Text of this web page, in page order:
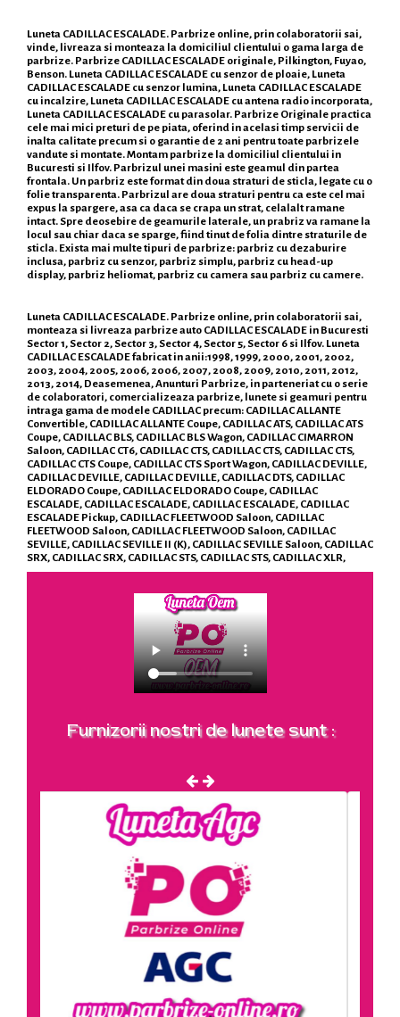
Luneta CADILLAC ESCALADE. Parbrize online, prin colaboratorii sai,
vinde, livreaza si monteaza la domiciliul clientului o gama larga de
parbrize. Parbrize CADILLAC ESCALADE originale, Pilkington, Fuyao,
Benson. Luneta CADILLAC ESCALADE cu senzor de ploaie, Luneta
CADILLAC ESCALADE cu senzor lumina, Luneta CADILLAC ESCALADE
cu incalzire, Luneta CADILLAC ESCALADE cu antena radio incorporata,
Luneta CADILLAC ESCALADE cu parasolar. Parbrize Originale practica
cele mai mici preturi de pe piata, oferind in acelasi timp servicii de
inalta calitate precum si o garantie de 2 ani pentru toate parbrizele
vandute si montate. Montam parbrize la domiciliul clientului in
Bucuresti si Ilfov. Parbrizul unei masini este geamul din partea
frontala. Un parbriz este format din doua straturi de sticla, legate cu o
folie transparenta. Parbrizul are doua straturi pentru ca este cel mai
expus la spargere, asa ca daca se crapa un strat, celalalt ramane
intact. Spre deosebire de geamurile laterale, un prabriz va ramane la
locul sau chiar daca se sparge, fiind tinut de folia dintre straturile de
sticla. Exista mai multe tipuri de parbrize: parbriz cu dezaburire
inclusa, parbriz cu senzor, parbriz simplu, parbriz cu head-up
display, parbriz heliomat, parbriz cu camera sau parbriz cu camere.
Luneta CADILLAC ESCALADE. Parbrize online, prin colaboratorii sai,
monteaza si livreaza parbrize auto CADILLAC ESCALADE in Bucuresti
Sector 1, Sector 2, Sector 3, Sector 4, Sector 5, Sector 6 si Ilfov. Luneta
CADILLAC ESCALADE fabricat in anii:1998, 1999, 2000, 2001, 2002,
2003, 2004, 2005, 2006, 2006, 2007, 2008, 2009, 2010, 2011, 2012,
2013, 2014, Deasemenea, Anunturi Parbrize, in parteneriat cu o serie
de colaboratori, comercializeaza parbrize, lunete si geamuri pentru
intraga gama de modele CADILLAC precum: CADILLAC ALLANTE
Convertible, CADILLAC ALLANTE Coupe, CADILLAC ATS, CADILLAC ATS
Coupe, CADILLAC BLS, CADILLAC BLS Wagon, CADILLAC CIMARRON
Saloon, CADILLAC CT6, CADILLAC CTS, CADILLAC CTS, CADILLAC CTS,
CADILLAC CTS Coupe, CADILLAC CTS Sport Wagon, CADILLAC DEVILLE,
CADILLAC DEVILLE, CADILLAC DEVILLE, CADILLAC DTS, CADILLAC
ELDORADO Coupe, CADILLAC ELDORADO Coupe, CADILLAC
ESCALADE, CADILLAC ESCALADE, CADILLAC ESCALADE, CADILLAC
ESCALADE Pickup, CADILLAC FLEETWOOD Saloon, CADILLAC
FLEETWOOD Saloon, CADILLAC FLEETWOOD Saloon, CADILLAC
SEVILLE, CADILLAC SEVILLE II (K), CADILLAC SEVILLE Saloon, CADILLAC
SRX, CADILLAC SRX, CADILLAC STS, CADILLAC STS, CADILLAC XLR,
Furnizorii nostri de lunete sunt :